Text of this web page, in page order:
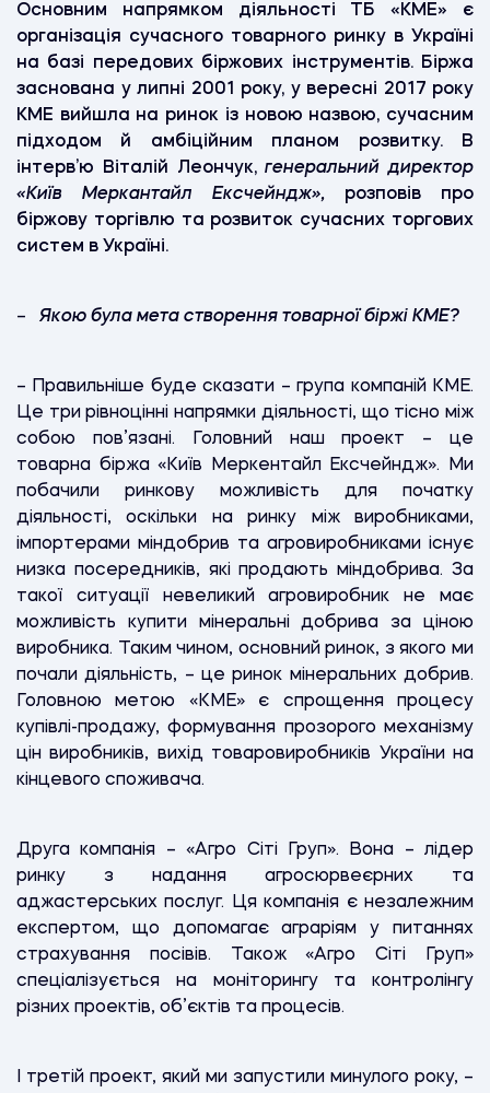
Основним напрямком діяльності ТБ «КМЕ» є
організація cучасного товарного ринку в Україні
на базі передових біржових інструментів. Біржа
заснована у липні 2001 року, у вересні 2017 року
КМЕ вийшла на ринок із новою назвою, сучасним
підходом й амбіційним планом розвитку. В
інтерв’ю Віталій Леончук,генеральний директор
«Київ Меркантайл Ексчейндж», розповів про
біржову торгівлю та розвиток сучасних торгових
систем в Україні.
– Якою була мета створення товарної біржі КМЕ?
– Правильніше буде сказати – група компаній КМЕ.
Це три рівноцінні напрямки діяльності, що тісно між
собою пов’язані. Головний наш проект – це
товарна біржа «Київ Меркентайл Ексчейндж». Ми
побачили ринкову можливість для початку
діяльності, оскільки на ринку між виробниками,
імпортерами міндобрив та агровиробниками існує
низка посередників, які продають міндобрива. За
такої ситуації невеликий агровиробник не має
можливість купити мінеральні добрива за ціною
виробника. Таким чином, основний ринок, з якого ми
почали діяльність, – це ринок мінеральних добрив.
Головною метою «KME» є спрощення процесу
купівлі-продажу, формування прозорого механізму
цін виробників, вихід товаровиробників України на
кінцевого споживача.
Друга компанія – «Агро Сіті Груп». Вона – лідер
ринку з надання агросюрвеєрних та
аджастерських послуг. Ця компанія є незалежним
експертом, що допомагає аграріям у питаннях
страхування посівів. Також «Агро Сіті Груп»
спеціалізується на моніторингу та контролінгу
різних проектів, об’єктів та процесів.
І третій проект, який ми запустили минулого року, –